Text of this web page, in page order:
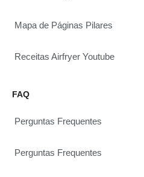
Mapa de Páginas Pilares
Receitas Airfryer Youtube
FAQ
Perguntas Frequentes
Perguntas Frequentes